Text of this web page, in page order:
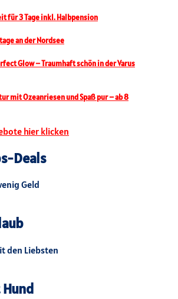
für 3 Tage inkl. Halbpension
an der Nordsee
Glow – Traumhaft schön in der Varus
mit Ozeanriesen und Spaß pur – ab 8
hier klicken
Deals
Geld
den Liebsten